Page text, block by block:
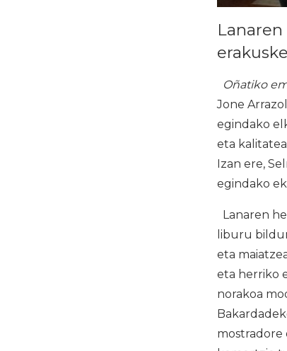
Oñatiko
Jone
egindako
eta
Izan ere,
egindako
Lanaren
liburu
eta
eta herriko
norakoa
mostradore